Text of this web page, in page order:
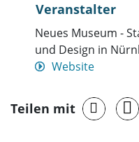
Veranstalter
Neues Museum -
und Design in
Website
Teilen mit